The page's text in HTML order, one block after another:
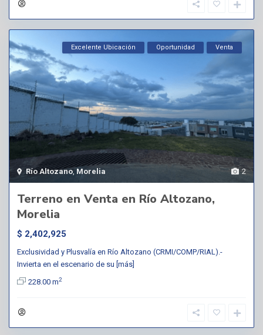
2
Río Altozano, Morelia
Excelente Ubicación Oportunidad Venta
Terreno en Venta en Río Altozano,
Morelia
$ 2,402,925
Exclusividad y Plusvalía en Río Altozano (CRMI/COMP/RIAL).-
Invierta en el escenario de su [más]
228.00 m2